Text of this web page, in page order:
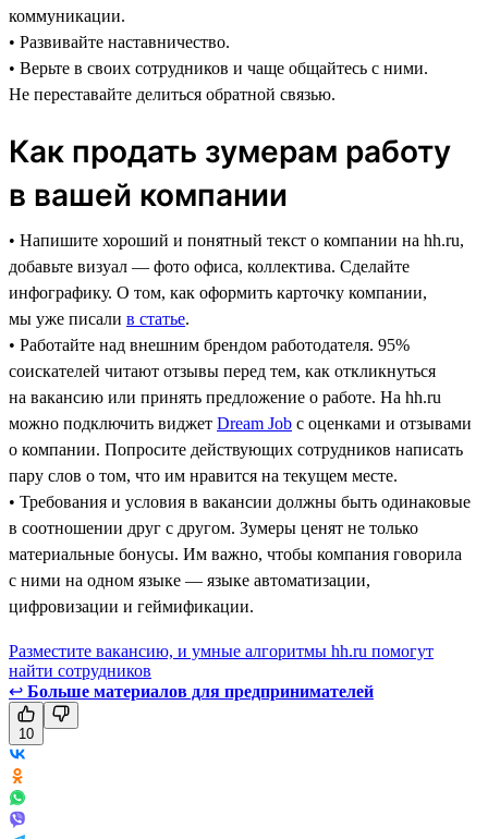
коммуникации.
• Развивайте наставничество.
• Верьте в своих сотрудников и чаще общайтесь с ними.
Не переставайте делиться обратной связью.
Как продать зумерам работу
в вашей компании
• Напишите хороший и понятный текст о компании на hh.ru,
добавьте визуал — фото офиса, коллектива. Сделайте
инфографику. О том, как оформить карточку компании,
мы уже писали в статье.
• Работайте над внешним брендом работодателя. 95%
соискателей читают отзывы перед тем, как откликнуться
на вакансию или принять предложение о работе. На hh.ru
можно подключить виджет Dream Job с оценками и отзывами
о компании. Попросите действующих сотрудников написать
пару слов о том, что им нравится на текущем месте.
• Требования и условия в вакансии должны быть одинаковые
в соотношении друг с другом. Зумеры ценят не только
материальные бонусы. Им важно, чтобы компания говорила
с ними на одном языке — языке автоматизации,
цифровизации и геймификации.
Разместите вакансию, и умные алгоритмы hh.ru помогут
найти сотрудников
↩ Больше материалов для предпринимателей
10